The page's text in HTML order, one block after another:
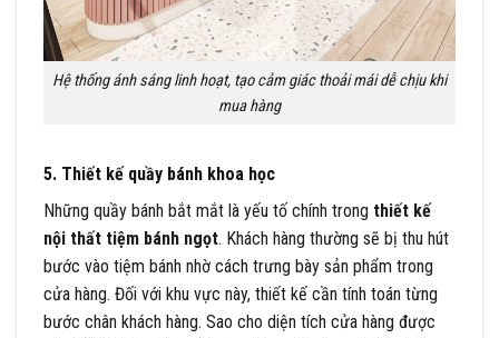
Hệ thống ánh sáng linh hoạt, tạo cảm giác thoải mái dễ chịu khi
mua hàng
5. Thiết kế quầy bánh khoa học
Những quầy bánh bắt mắt là yếu tố chính trong thiết kế
nội thất tiệm bánh ngọt. Khách hàng thường sẽ bị thu hút
bước vào tiệm bánh nhờ cách trưng bày sản phẩm trong
cửa hàng. Đối với khu vực này, thiết kế cần tính toán từng
bước chân khách hàng. Sao cho diện tích cửa hàng được